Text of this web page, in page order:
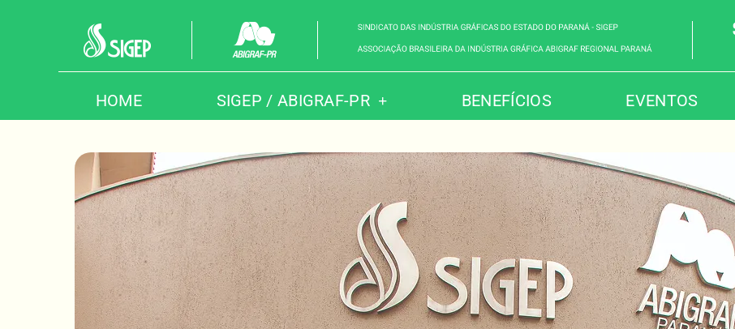
HOME SIGEP / ABIGRAF-PR BENEFÍCIOS EVENTOS